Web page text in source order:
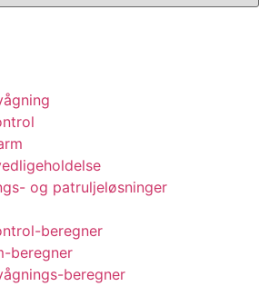
og patruljeløsninger
beregner
beregner
beregner